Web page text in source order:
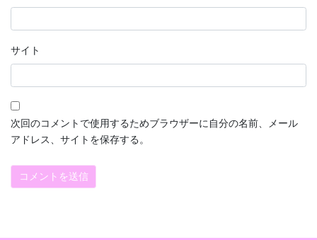
サイト
次回のコメントで使用するためブラウザーに自分の名前、メール
アドレス、サイトを保存する。